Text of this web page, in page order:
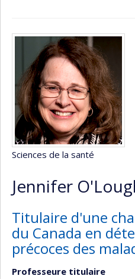
Sciences de la santé
Jennifer
Titulaire d'une
du Canada en
précoces des
Professeure titulaire